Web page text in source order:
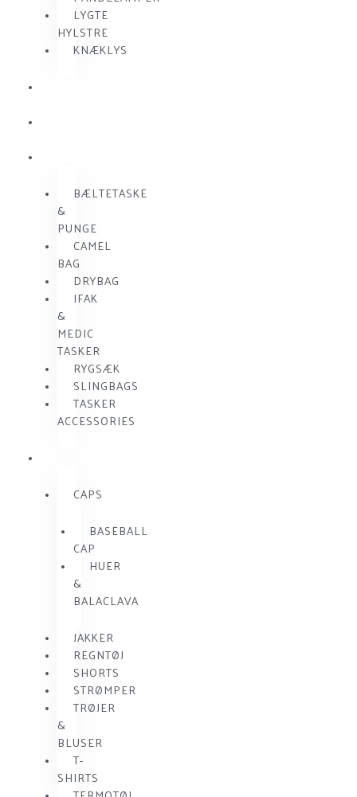
LYGTE
HYLSTRE
KNÆKLYS
BÆLTETASKE
&
PUNGE
CAMEL
BAG
DRYBAG
IFAK
&
MEDIC
TASKER
RYGSÆK
SLINGBAGS
TASKER
ACCESSORIES
CAPS
BASEBALL
CAP
HUER
&
BALACLAVA
JAKKER
REGNTØJ
SHORTS
STRØMPER
TRØJER
&
BLUSER
T-
SHIRTS